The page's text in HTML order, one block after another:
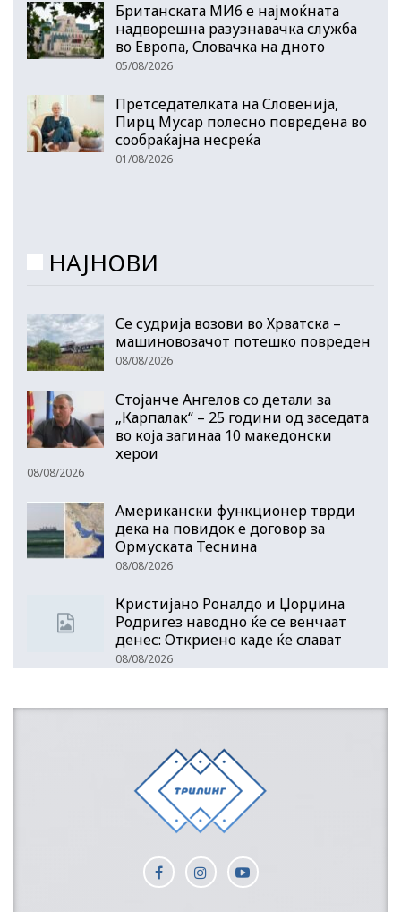
Британската МИ6 е најмоќната
надворешна разузнавачка служба
во Европа, Словачка на дното
05/08/2026
Претседателката на Словенија,
Пирц Мусар полесно повредена во
сообраќајна несреќа
01/08/2026
НАЈНОВИ
Се судрија возови во Хрватска –
машиновозачот потешко повреден
08/08/2026
Стојанче Ангелов со детали за
„Карпалак“ – 25 години од заседата
во која загинаа 10 македонски
херои
08/08/2026
Американски функционер тврди
дека на повидок е договор за
Ормуската Теснина
08/08/2026
Кристијано Роналдо и Џорџина
Родригез наводно ќе се венчаат
денес: Откриено каде ќе слават
08/08/2026